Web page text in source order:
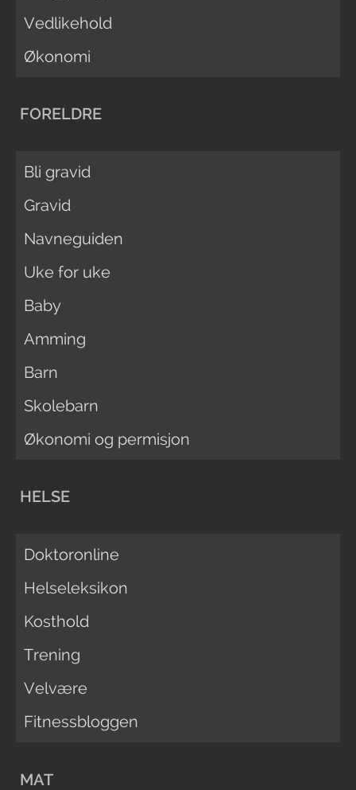
Vedlikehold
Økonomi
FORELDRE
Bli gravid
Gravid
Navneguiden
Uke for uke
Baby
Amming
Barn
Skolebarn
Økonomi og permisjon
HELSE
Doktoronline
Helseleksikon
Kosthold
Trening
Velvære
Fitnessbloggen
MAT